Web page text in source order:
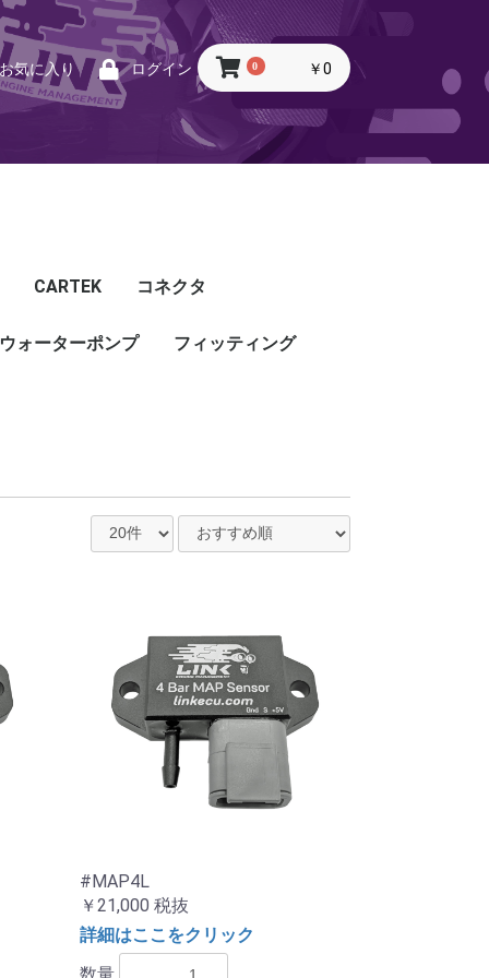
気に入り ログイン 0 ￥0
CARTEK
CARTEK
コネクタ
Lambda
Ignition
Injector
Throttle. Accele
Honda
Subaru
Toyota
Mazda
Mitsubishi
Nissan
Porsche
その他
ウォーターポンプ フィッティング
#MAP4L
￥21,000 税抜
詳細はここをクリック